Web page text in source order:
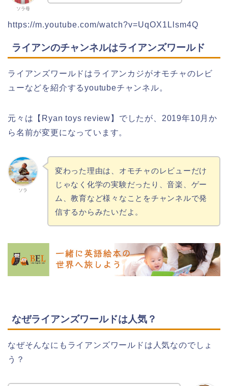
ソラ母
https://m.youtube.com/watch?v=UqOX1Llsm4Q
ライアンのチャンネルはライアンズワールド
ライアンズワールドはライアンカジがオモチャのレビ
ューなどを紹介するyoutubeチャンネル。
元々は【Ryan toys review】でしたが、2019年10月か
ら名前が変更になっています。
ソラ
変わった理由は、オモチャのレビューだけ
じゃなく化学の実験だったり、音楽、ゲー
ム、教育など様々なことをチャンネルで発
信するからみたいだよ。
なぜライアンズワールドは人気？
なぜそんなにもライアンズワールドは人気なのでしょ
う？